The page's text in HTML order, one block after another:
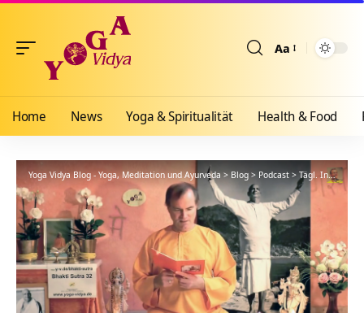
Aa
Home News Yoga & Spiritualität Health & Food
Yoga Vidya Blog - Yoga, Meditation und Ayurveda>Blog > Podcast >Tägl. Inspiration